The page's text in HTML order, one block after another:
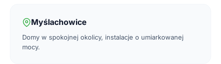
Myślachowice
Domy w spokojnej okolicy, instalacje o umiarkowanej
mocy.